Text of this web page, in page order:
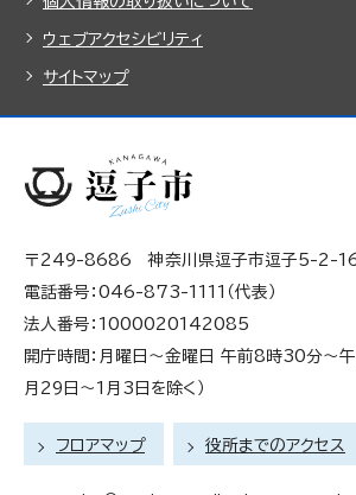
ウェブアクセシビリティ
サイトマップ
〒249-8686 神奈川県逗子市逗子5-2-
電話番号：046-873-1111（代表）
法人番号：1000020142085
開庁時間：月曜日～金曜日 午前8時30分～午
月29日～1月3日を除く）
フロアマップ 役所までのアクセス